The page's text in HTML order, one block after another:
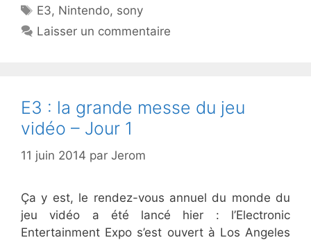
Étiquettes
E3, Nintendo, sony
Laisser un commentaire
E3 : la grande messe du jeu
vidéo – Jour 1
11 juin 2014 par Jerom
Ça y est, le rendez-vous annuel du monde du
jeu vidéo a été lancé hier : l’Electronic
Entertainment Expo s’est ouvert à Los Angeles